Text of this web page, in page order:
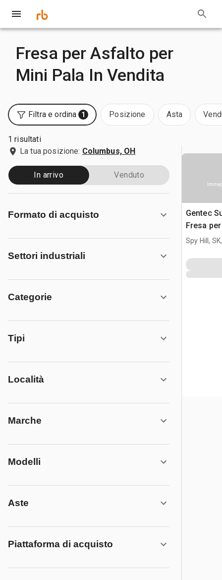
Fresa per Asfalto per
Mini Pala In Vendita
Filtra e ordina 1 Posizione Asta
1 risultati
La tua posizione: Columbus, OH
In arrivo Venduto
Formato di acquisto
Settori industriali
Categorie
Tipi
Località
Marche
Modelli
Aste
Piattaforma di acquisto
Gentec
Fresa
pala
Spy Hill,